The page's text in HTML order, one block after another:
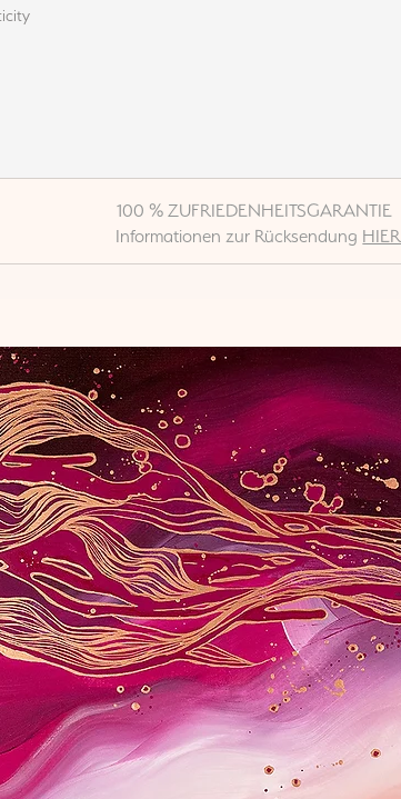
100 % ZUFRIEDENHEITSGARANTIE
Informationen zur Rücksendung HIER